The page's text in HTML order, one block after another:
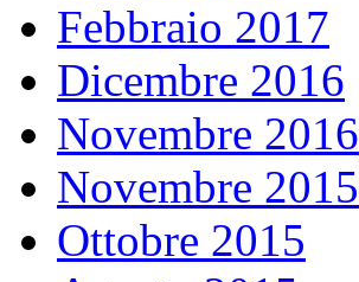
Febbraio 2017
Dicembre 2016
Novembre 2016
Novembre 2015
Ottobre 2015